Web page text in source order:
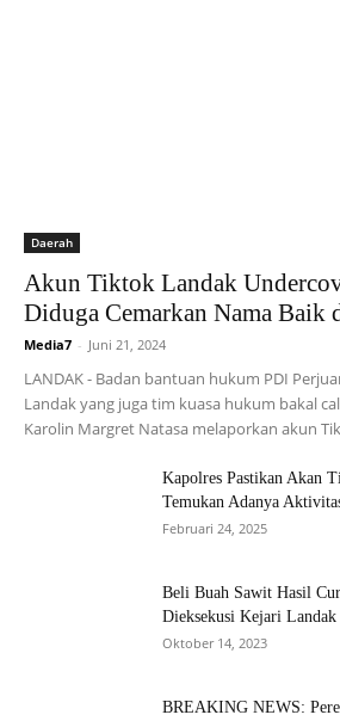
Daerah
Akun Tiktok Landak
Diduga Cemarkan Nama Baik
Media7 - Juni 21, 2024
LANDAK - Badan bantuan hukum PDI
Landak yang juga tim kuasa hukum bakal
Karolin Margret Natasa melaporkan akun
Kapolres Pastikan Akan
Temukan Adanya
Februari 24, 2025
Beli Buah Sawit Hasil
Dieksekusi Kejari Landak
Oktober 14, 2023
BREAKING NEWS: